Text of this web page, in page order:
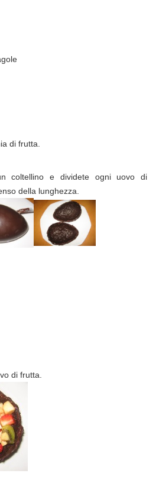
di frutta.
coltellino e dividete ogni uovo di
della lunghezza.
di frutta.